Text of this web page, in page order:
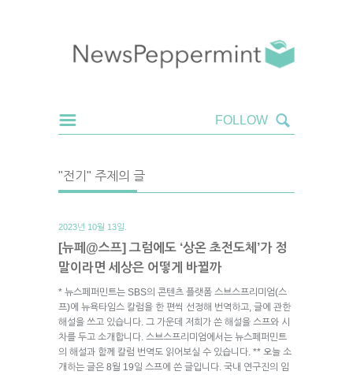
"전기" 주제의 글
2023년 10월 13일.
[뉴페@스프] 그럼에도 ‘상온 초전도체’가 정
말이라면 세상은 어떻게 바뀔까
* 뉴스페퍼민트는 SBS의 콘텐츠 플랫폼 스브스프리미엄(스
프)에 뉴욕타임스 칼럼을 한 편씩 선정해 번역하고, 글에 관한
해설을 쓰고 있습니다. 그 가운데 저희가 쓴 해설을 스프와 시
차를 두고 소개합니다. 스브스프리미엄에서는 뉴스페퍼민트
의 해설과 함께 칼럼 번역도 읽어보실 수 있습니다. ** 오늘 소
개하는 글은 8월 19일 스프에 쓴 글입니다. 국내 연구진의 임